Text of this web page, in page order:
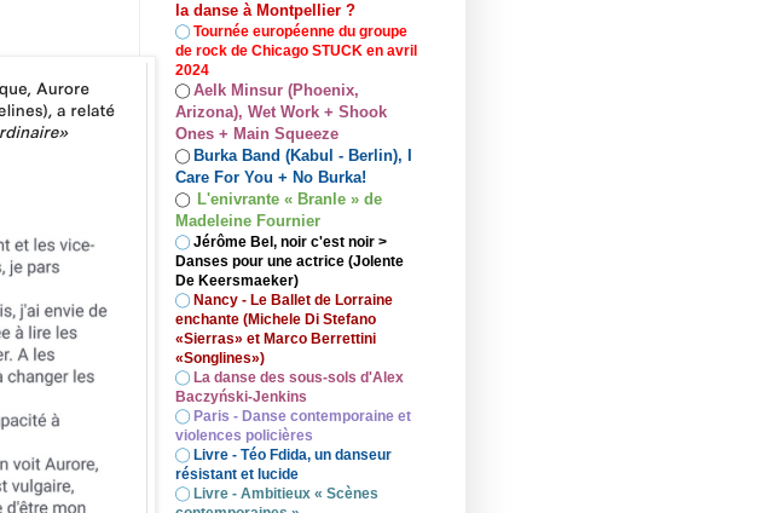
la danse à Montpellier ?
◯ Tournée européenne du groupe
de rock de Chicago STUCK en avril
2024
◯ Aelk Minsur (Phoenix,
Arizona), Wet Work + Shook
Ones + Main Squeeze
◯ Burka Band (Kabul - Berlin), I
Care For You + No Burka!
◯ L'enivrante « Branle » de
Madeleine Fournier
◯ Jérôme Bel, noir c'est noir >
Danses pour une actrice (Jolente
De Keersmaeker)
◯ Nancy - Le Ballet de Lorraine
enchante (Michele Di Stefano
«Sierras» et Marco Berrettini
«Songlines»)
◯ La danse des sous-sols d'Alex
Baczyński-Jenkins
◯ Paris - Danse contemporaine et
violences policières
◯ Livre - Téo Fdida, un danseur
résistant et lucide
◯ Livre - Ambitieux « Scènes